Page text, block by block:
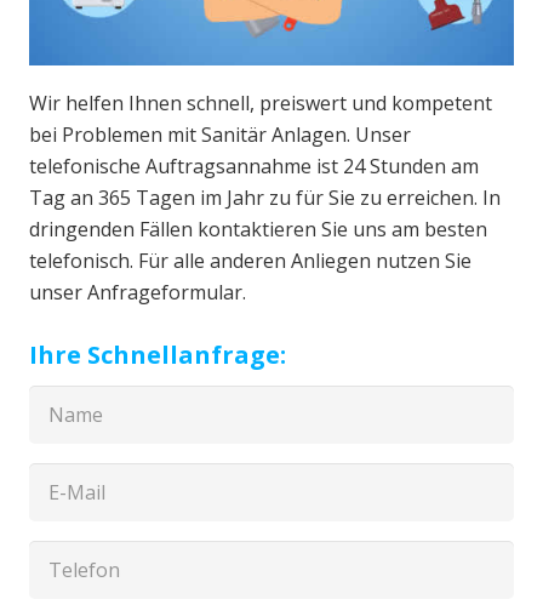
Wir helfen Ihnen schnell, preiswert und kompetent
bei Problemen mit Sanitär Anlagen. Unser
telefonische Auftragsannahme ist 24 Stunden am
Tag an 365 Tagen im Jahr zu für Sie zu erreichen. In
dringenden Fällen kontaktieren Sie uns am besten
telefonisch. Für alle anderen Anliegen nutzen Sie
unser Anfrageformular.
Ihre Schnellanfrage: